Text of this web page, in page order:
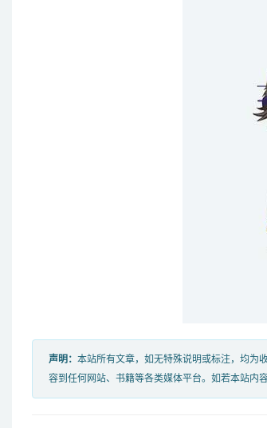
声明： 本站所有文章，如无特殊说明或标注，均为
容到任何网站、书籍等各类媒体平台。如若本站内